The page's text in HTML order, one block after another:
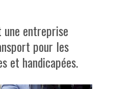
entreprise
pour les
et handicapées.